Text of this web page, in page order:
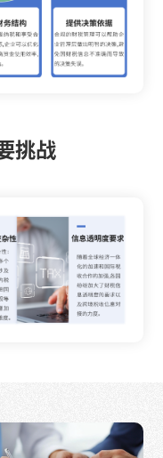
挑战